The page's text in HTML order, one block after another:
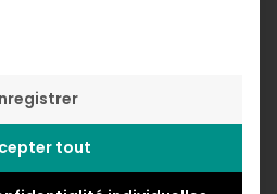
tout